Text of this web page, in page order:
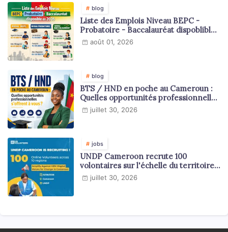
blog
Liste des Emplois Niveau BEPC -
Probatoire - Baccalauréat dispoblible
en 2026
août 01, 2026
blog
BTS / HND en poche au Cameroun :
Quelles opportunités professionnelles
s'offrent à vous ?
juillet 30, 2026
jobs
UNDP Cameroon recrute 100
volontaires sur l'échelle du territoire
national
juillet 30, 2026